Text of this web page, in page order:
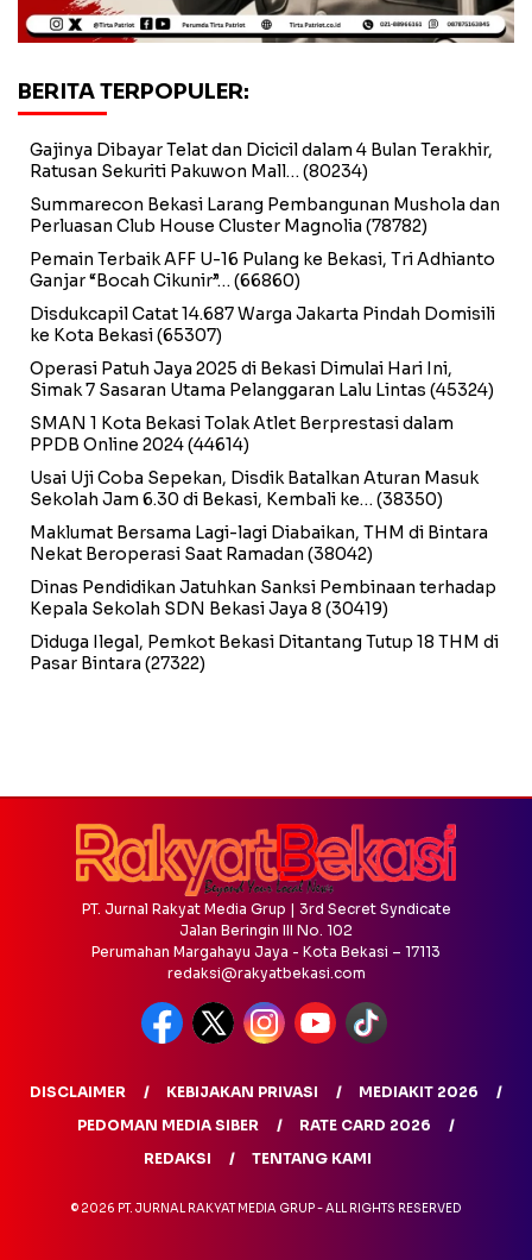
BERITA TERPOPULER:
Gajinya Dibayar Telat dan Dicicil dalam 4 Bulan Terakhir,
Ratusan Sekuriti Pakuwon Mall… (80234)
Summarecon Bekasi Larang Pembangunan Mushola dan
Perluasan Club House Cluster Magnolia (78782)
Pemain Terbaik AFF U-16 Pulang ke Bekasi, Tri Adhianto
Ganjar “Bocah Cikunir”… (66860)
Disdukcapil Catat 14.687 Warga Jakarta Pindah Domisili
ke Kota Bekasi(65307)
Operasi Patuh Jaya 2025 di Bekasi Dimulai Hari Ini,
Simak 7 Sasaran Utama Pelanggaran Lalu Lintas (45324)
SMAN 1 Kota Bekasi Tolak Atlet Berprestasi dalam
PPDB Online 2024(44614)
Usai Uji Coba Sepekan, Disdik Batalkan Aturan Masuk
Sekolah Jam 6.30 di Bekasi, Kembali ke… (38350)
Maklumat Bersama Lagi-lagi Diabaikan, THM di Bintara
Nekat Beroperasi Saat Ramadan (38042)
Dinas Pendidikan Jatuhkan Sanksi Pembinaan terhadap
Kepala Sekolah SDN Bekasi Jaya 8 (30419)
Diduga Ilegal, Pemkot Bekasi Ditantang Tutup 18 THM di
Pasar Bintara (27322)
PT. Jurnal Rakyat Media Grup | 3rd Secret Syndicate
Jalan Beringin III No. 102
Perumahan Margahayu Jaya - Kota Bekasi – 17113
redaksi@rakyatbekasi.com
DISCLAIMER KEBIJAKAN PRIVASI
MEDIAKIT 2026
PEDOMAN MEDIA SIBER
RATE CARD 2026
REDAKSI
TENTANG KAMI
© 2026 PT. JURNAL RAKYAT MEDIA GRUP - ALL RIGHTS RESERVED